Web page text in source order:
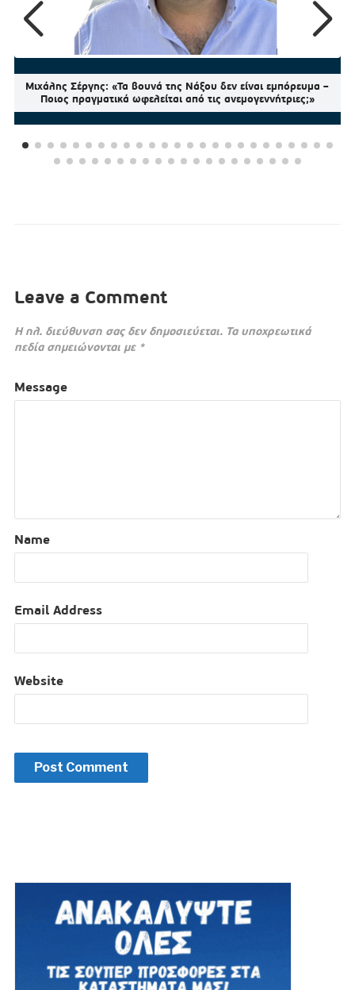
Μιχάλης Σέργης: «Τα βουνά της Νάξου δεν είναι εμπόρευμα –
Ποιος πραγματικά ωφελείται από τις ανεμογεννήτριες;»
Leave a Comment
Η ηλ. διεύθυνση σας δεν δημοσιεύεται. Τα υποχρεωτικά
πεδία σημειώνονται με *
Message
Name
Email Address
Website